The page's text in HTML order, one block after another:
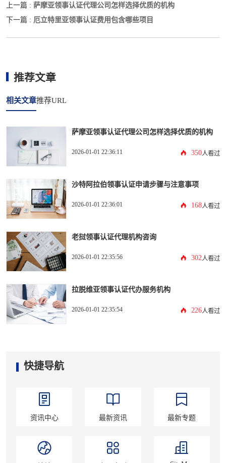
上一篇 : 萨摩亚领事认证代理公司怎样选择优质的机构
下一篇 : 厄立特里亚领事认证费用包含哪些项目
推荐文章
相关文章推荐URL
萨摩亚领事认证代理公司怎样选择优质的机构
2026-01-01 22:36:11 350人看过
沙特阿拉伯领事认证申请步骤与注意事项
2026-01-01 22:36:01 168人看过
老挝领事认证代理机构咨询
2026-01-01 22:35:56 302 人看过
拉脱维亚领事认证代办服务机构
2026-01-01 22:35:54 226人看过
快捷导航
资讯中心 最新资讯 最新专题